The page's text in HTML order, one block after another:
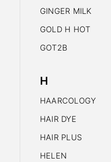
GINGER MILK
GOLD H HOT
GOT2B
H
HAARCOLOGY
HAIR DYE
HAIR PLUS
HELEN